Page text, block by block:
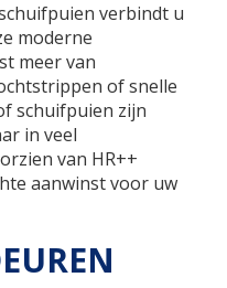
verbindt u
moderne
meer van
of snelle
schuifpuien zijn
in veel
van HR++
aanwinst voor uw